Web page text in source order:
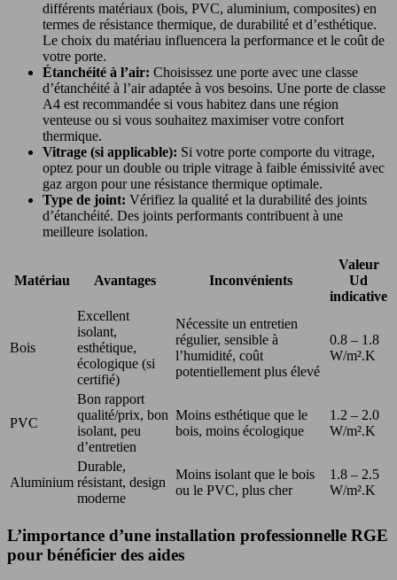
différents matériaux (bois, PVC, aluminium, composites) en
termes de résistance thermique, de durabilité et d’esthétique.
Le choix du matériau influencera la performance et le coût de
votre porte.
Étanchéité à l’air: Choisissez une porte avec une classe
d’étanchéité à l’air adaptée à vos besoins. Une porte de classe
A4 est recommandée si vous habitez dans une région
venteuse ou si vous souhaitez maximiser votre confort
thermique.
Vitrage (si applicable): Si votre porte comporte du vitrage,
optez pour un double ou triple vitrage à faible émissivité avec
gaz argon pour une résistance thermique optimale.
Type de joint: Vérifiez la qualité et la durabilité des joints
d’étanchéité. Des joints performants contribuent à une
meilleure isolation.
Matériau Avantages Inconvénients
Valeur
Ud
indicative
Bois
Excellent
isolant,
esthétique,
écologique (si
certifié)
Nécessite un entretien
régulier, sensible à
l’humidité, coût
potentiellement plus élevé
0.8 – 1.8
W/m².K
PVC
Bon rapport
qualité/prix, bon
isolant, peu
d’entretien
Moins esthétique que le
bois, moins écologique
1.2 – 2.0
W/m².K
Aluminium
Durable,
résistant, design
moderne
Moins isolant que le bois
ou le PVC, plus cher
1.8 – 2.5
W/m².K
L’importance d’une installation professionnelle RGE
pour bénéficier des aides